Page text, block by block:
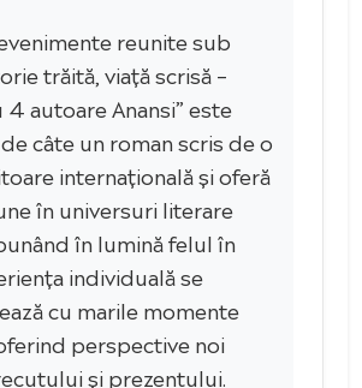
reunite sub
trăită, viață scrisă –
4 autoare Anansi” este
câte un roman scris de o
internațională și oferă
în universuri literare
în lumină felul în
individuală se
cu marile momente
perspective noi
și prezentului.